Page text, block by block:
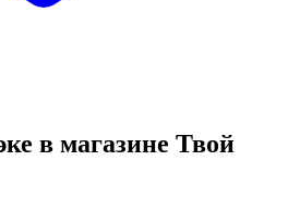
в магазине Твой